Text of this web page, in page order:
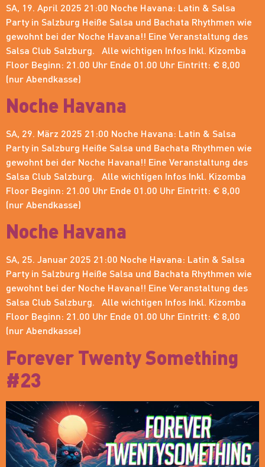
SA, 19. April 2025 21:00 Noche Havana: Latin & Salsa
Party in Salzburg Heiße Salsa und Bachata Rhythmen wie
gewohnt bei der Noche Havana!! Eine Veranstaltung des
Salsa Club Salzburg. Alle wichtigen Infos Inkl. Kizomba
Floor Beginn: 21.00 Uhr Ende 01.00 Uhr Eintritt: € 8,00
(nur Abendkasse)
Noche Havana
SA, 29. März 2025 21:00 Noche Havana: Latin & Salsa
Party in Salzburg Heiße Salsa und Bachata Rhythmen wie
gewohnt bei der Noche Havana!! Eine Veranstaltung des
Salsa Club Salzburg. Alle wichtigen Infos Inkl. Kizomba
Floor Beginn: 21.00 Uhr Ende 01.00 Uhr Eintritt: € 8,00
(nur Abendkasse)
Noche Havana
SA, 25. Januar 2025 21:00 Noche Havana: Latin & Salsa
Party in Salzburg Heiße Salsa und Bachata Rhythmen wie
gewohnt bei der Noche Havana!! Eine Veranstaltung des
Salsa Club Salzburg. Alle wichtigen Infos Inkl. Kizomba
Floor Beginn: 21.00 Uhr Ende 01.00 Uhr Eintritt: € 8,00
(nur Abendkasse)
Forever Twenty Something
#23